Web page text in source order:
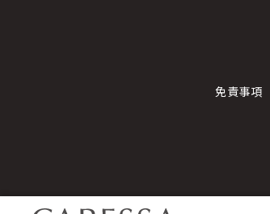
免責事項